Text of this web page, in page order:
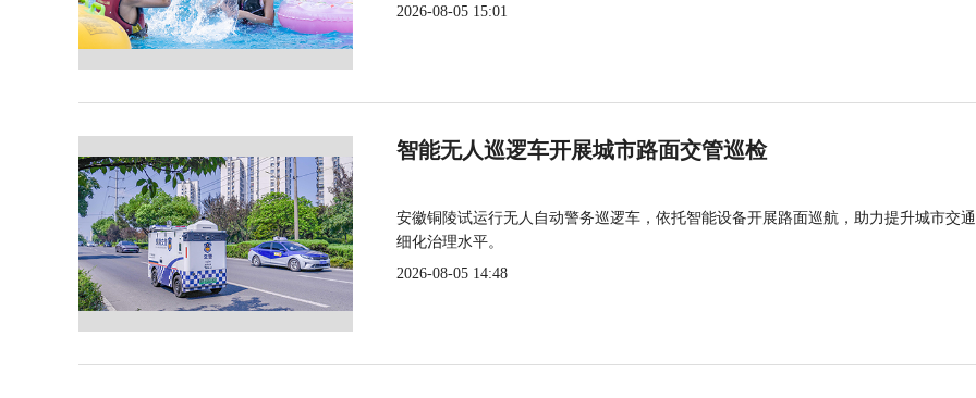
2026-08-05 15:01
智能无人巡逻车开展城市路面交管巡检
安徽铜陵试运行无人自动警务巡逻车，依托智能设备开展路面巡航，助力提升城市交
细化治理水平。
2026-08-05 14:48